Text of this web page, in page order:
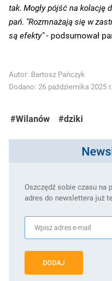
tak. Mogły pójść na kolację
pań. "Rozmnażają się w
są efekty"- podsumował
Autor: Bartosz Pańczyk
Dodano: 26 października 2025
#Wilanów #dziki
Oszczędź sobie czasu na
adres do newslettera już
DODAJ